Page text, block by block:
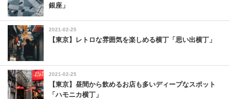
銀座」
2021-02-25
【東京】レトロな雰囲気を楽しめる横丁「思い出横丁」
2021-02-25
【東京】昼間から飲めるお店も多いディープなスポット
「ハモニカ横丁」